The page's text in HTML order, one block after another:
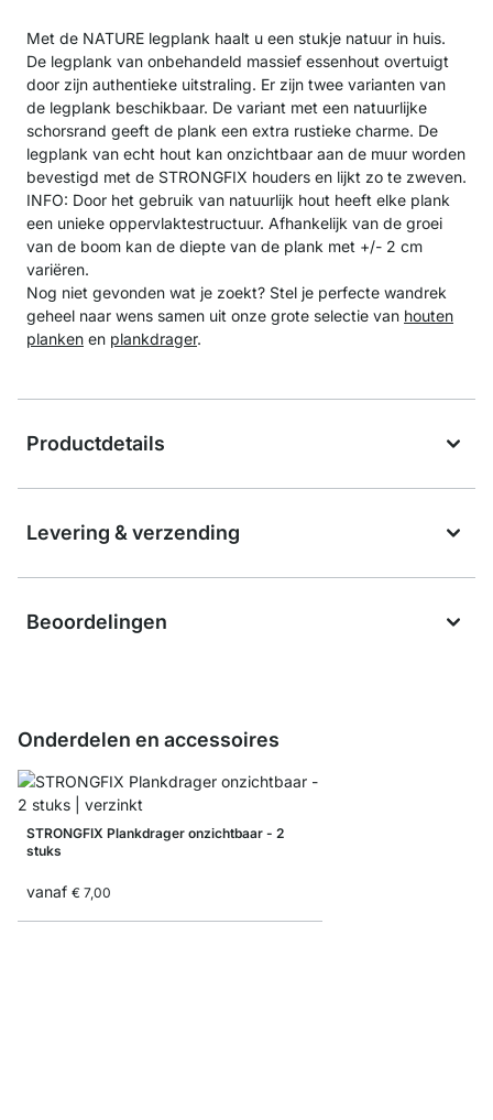
Met de NATURE legplank haalt u een stukje natuur in huis.
De legplank van onbehandeld massief essenhout overtuigt
door zijn authentieke uitstraling. Er zijn twee varianten van
de legplank beschikbaar. De variant met een natuurlijke
schorsrand geeft de plank een extra rustieke charme. De
legplank van echt hout kan onzichtbaar aan de muur worden
bevestigd met de STRONGFIX houders en lijkt zo te zweven.
INFO: Door het gebruik van natuurlijk hout heeft elke plank
een unieke oppervlaktestructuur. Afhankelijk van de groei
van de boom kan de diepte van de plank met +/- 2 cm
variëren.
Nog niet gevonden wat je zoekt? Stel je perfecte wandrek
geheel naar wens samen uit onze grote selectie van houten
planken en plankdrager.
Productdetails
Levering & verzending
Beoordelingen
Onderdelen en accessoires
STRONGFIX Plankdrager onzichtbaar - 2
stuks
vanaf € 7,00